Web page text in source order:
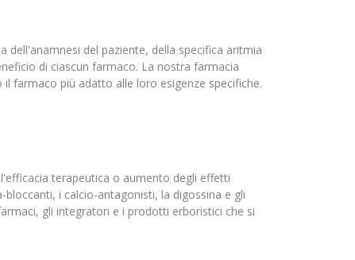
del paziente, della specifica aritmia
di ciascun farmaco. La nostra farmacia
farmaco più adatto alle loro esigenze specifiche.
terapeutica o aumento degli effetti
i calcio-antagonisti, la digossina e gli
gli integratori e i prodotti erboristici che si